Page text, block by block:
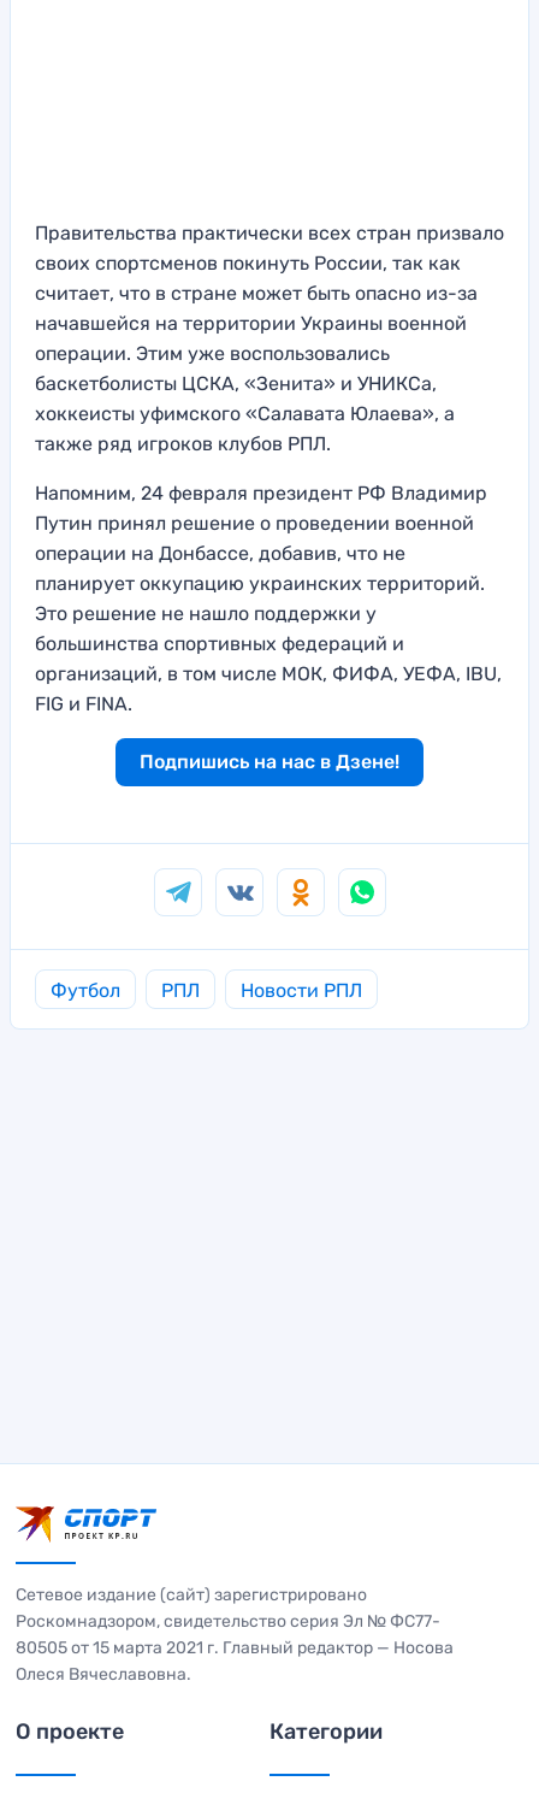
Правительства практически всех стран призвало
своих спортсменов покинуть России, так как
считает, что в стране может быть опасно из-за
начавшейся на территории Украины военной
операции. Этим уже воспользовались
баскетболисты ЦСКА, «Зенита» и УНИКСа,
хоккеисты уфимского «Салавата Юлаева», а
также ряд игроков клубов РПЛ.
Напомним, 24 февраля президент РФ Владимир
Путин принял решение о проведении военной
операции на Донбассе, добавив, что не
планирует оккупацию украинских территорий.
Это решение не нашло поддержки у
большинства спортивных федераций и
организаций, в том числе МОК, ФИФА, УЕФА, IBU,
FIG и FINA.
Подпишись на нас в Дзене!
Футбол РПЛ Новости РПЛ
Сетевое издание (сайт) зарегистрировано
Роскомнадзором, свидетельство серия Эл № ФС77-
80505 от 15 марта 2021 г. Главный редактор — Носова
Олеся Вячеславовна.
О проекте Категории